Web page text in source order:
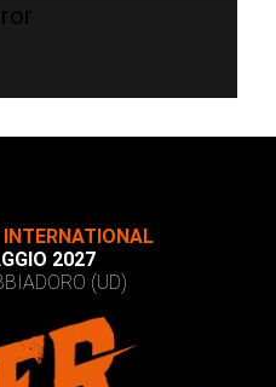
2027
(UD)